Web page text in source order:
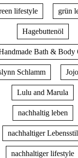
lifestyle grün
Hagebuttenöl
Bath & Body
Schlamm
Lulu and Marula
nachhaltig leben
nachhaltiger Lebensstil
nachhaltiger lifestyle